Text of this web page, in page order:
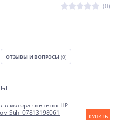
(0)
ОТЗЫВЫ И ВОПРОСЫ (0)
мотора синтетик HP
Stihl 07813198061
КУПИТЬ